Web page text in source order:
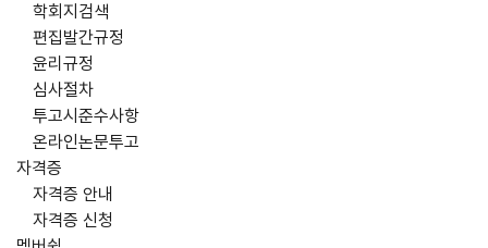
학회지검색
편집발간규정
윤리규정
심사절차
투고시준수사항
온라인논문투고
자격증
자격증 안내
자격증 신청